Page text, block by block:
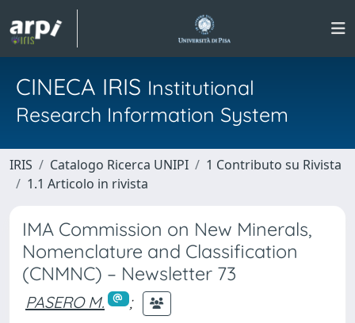
CINECA IRIS Institutional
Research Information System
IRIS Catalogo Ricerca UNIPI
1 Contributo su Rivista
1.1 Articolo in rivista
IMA Commission on New Minerals,
Nomenclature and Classification
(CNMNC) – Newsletter 73
PASERO M.
;